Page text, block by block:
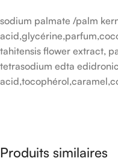
sodium palmate /palm
tahitensis flower extract,
tetrasodium edta edidronic
Produits similaires